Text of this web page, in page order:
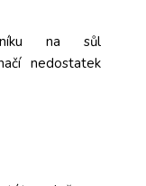
na sůl
nedostatek